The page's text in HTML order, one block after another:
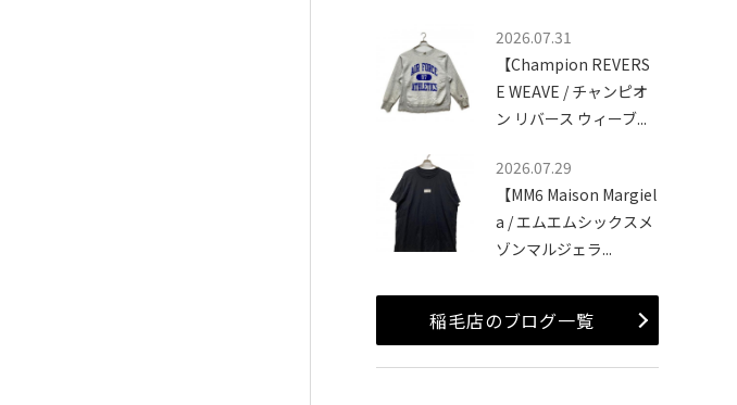
2026.07.31
【Champion REVERS
E WEAVE / チャンピオ
ン リバース ウィーブ...
2026.07.29
【MM6 Maison Margiel
a / エムエムシックスメ
ゾンマルジェラ...
稲毛店のブログ一覧